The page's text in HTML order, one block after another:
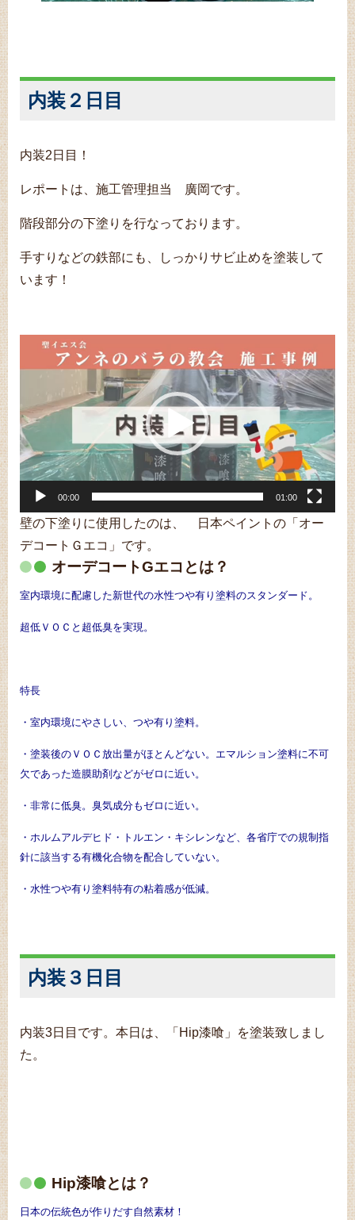
内装２日目
内装2日目！
レポートは、施工管理担当 廣岡です。
階段部分の下塗りを行なっております。
手すりなどの鉄部にも、しっかりサビ止めを塗装して
います！
画
レ
ー
ヤ
ー
00:00 01:00
壁の下塗りに使用したのは、 日本ペイントの「オー
デコートＧエコ」です。
オーデコートGエコとは？
室内環境に配慮した新世代の水性つや有り塗料のスタンダード。
超低ＶＯＣと超低臭を実現。
特長
・室内環境にやさしい、つや有り塗料。
・塗装後のＶＯＣ放出量がほとんどない。エマルション塗料に不可
欠であった造膜助剤などがゼロに近い。
・非常に低臭。臭気成分もゼロに近い。
・ホルムアルデヒド・トルエン・キシレンなど、各省庁での規制指
針に該当する有機化合物を配合していない。
・水性つや有り塗料特有の粘着感が低減。
内装３日目
内装3日目です。本日は、「Hip漆喰」を塗装致しまし
た。
Hip漆喰とは？
日本の伝統色が作りだす自然素材！